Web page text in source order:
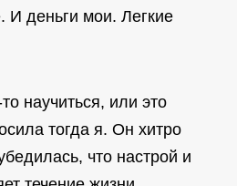
И деньги мои. Легкие
научиться, или это
тогда я. Он хитро
что настрой и